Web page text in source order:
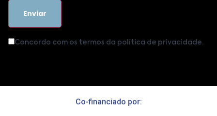
Concordo com os termos da política de privacidade.
Co-financiado por: